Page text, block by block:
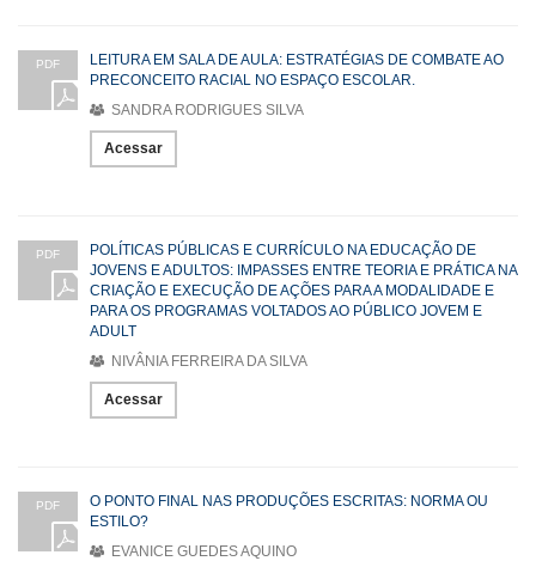
PDF
LEITURA EM SALA DE AULA: ESTRATÉGIAS DE COMBATE AO
PRECONCEITO RACIAL NO ESPAÇO ESCOLAR.
SANDRA RODRIGUES SILVA
Acessar
PDF
POLÍTICAS PÚBLICAS E CURRÍCULO NA EDUCAÇÃO DE
JOVENS E ADULTOS: IMPASSES ENTRE TEORIA E PRÁTICA NA
CRIAÇÃO E EXECUÇÃO DE AÇÕES PARA A MODALIDADE E
PARA OS PROGRAMAS VOLTADOS AO PÚBLICO JOVEM E
ADULT
NIVÂNIA FERREIRA DA SILVA
Acessar
PDF
O PONTO FINAL NAS PRODUÇÕES ESCRITAS: NORMA OU
ESTILO?
EVANICE GUEDES AQUINO